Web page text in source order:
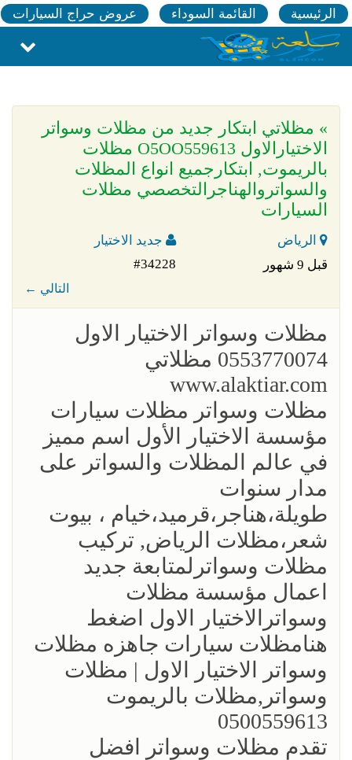
الرئيسية القائمة السوداء عروض حراج السيارات
» مظلاتي ابتكار جديد من مظلات وسواتر
الاختيارالاول O5OO559613 مظلات
بالريموت, ابتكارجميع انواع المظلات
والسواتروالهناجرالتخصصي مظلات
السيارات
الرياض
جديد الاختيار
قبل 9 شهور
#34228
← التالي
مظلات وسواتر الاختيار الاول
0553770074 مظلاتي
www.alaktiar.com
مظلات وسواتر مظلات سيارات
مؤسسة الاختيار الأول اسم مميز
في عالم المظلات والسواتر على
مدار سنوات
طويلة،هناجر،قرميد،خيام ، بيوت
شعر،مظلات الرياض, تركيب
مظلات وسواترلمتابعة جديد
اعمال مؤسسة مظلات
وسواترالاختيار الاول اضغط
هنامظلات سيارات جاهزه مظلات
وسواتر الاختيار الاول | مظلات
وسواتر,مظلات بالريموت
0500559613
تقدم مظلات وسواتر افضل